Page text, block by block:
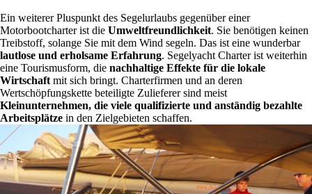
Ein weiterer Pluspunkt des Segelurlaubs gegenüber einer
Motorbootcharter ist die Umweltfreundlichkeit. Sie benötigen keinen
Treibstoff, solange Sie mit dem Wind segeln. Das ist eine wunderbar
lautlose und erholsame Erfahrung. Segelyacht Charter ist weiterhin
eine Tourismusform, die nachhaltige Effekte für die lokale
Wirtschaft mit sich bringt. Charterfirmen und an deren
Wertschöpfungskette beteiligte Zulieferer sind meist
Kleinunternehmen, die viele qualifizierte und anständig bezahlte
Arbeitsplätze in den Zielgebieten schaffen.